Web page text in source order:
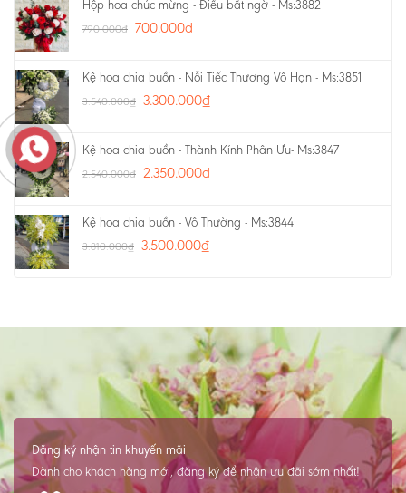
Hộp hoa chúc mừng - Điều bất ngờ - Ms:3882
790.000₫ 700.000₫
Kệ hoa chia buồn - Nỗi Tiếc Thương Vô Hạn - Ms:3851
3.540.000₫ 3.300.000₫
Kệ hoa chia buồn - Thành Kính Phân Ưu- Ms:3847
2.540.000₫ 2.350.000₫
Kệ hoa chia buồn - Vô Thường - Ms:3844
3.810.000₫ 3.500.000₫
Đăng ký nhận tin khuyến mãi
Dành cho khách hàng mới, đăng ký để nhận ưu đãi sớm nhất!